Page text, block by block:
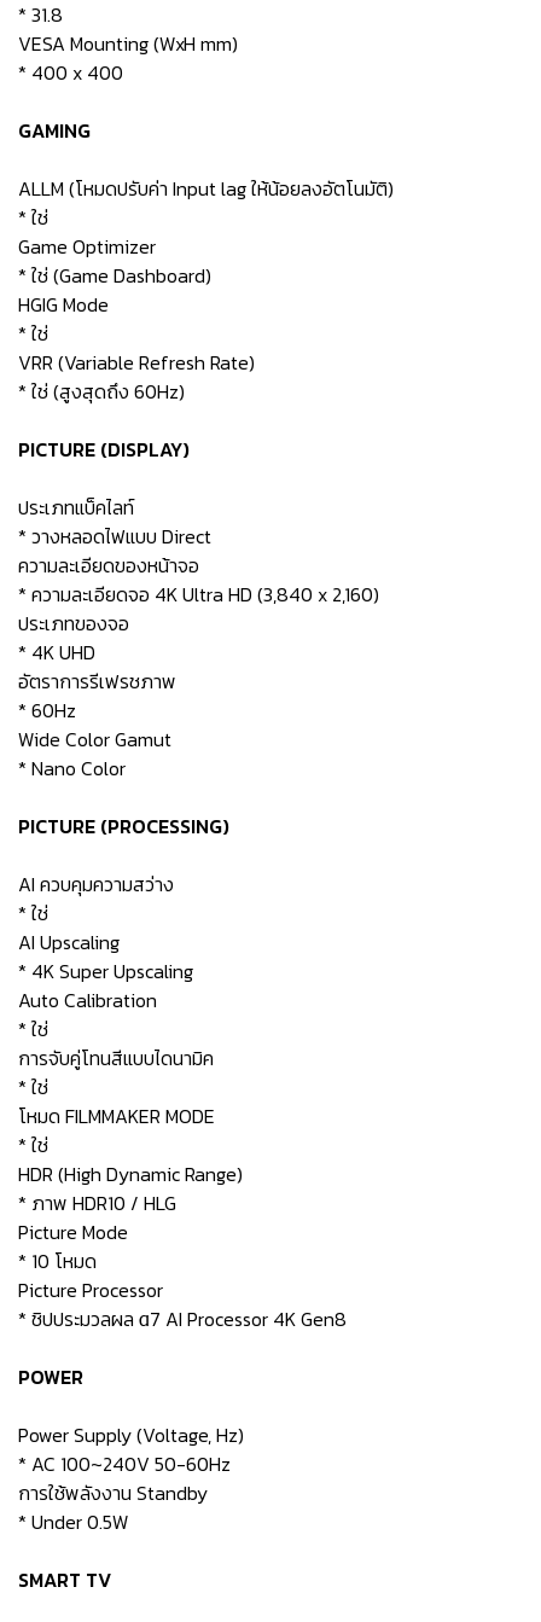
* 31.8
VESA Mounting (WxH mm)
* 400 x 400
GAMING
ALLM (โหมดปรับค่า Input lag ให้น้อยลงอัตโนมัติ)
* ใช่
Game Optimizer
* ใช่ (Game Dashboard)
HGIG Mode
* ใช่
VRR (Variable Refresh Rate)
* ใช่ (สูงสุดถึง 60Hz)
PICTURE (DISPLAY)
ประเภทแบ็คไลท์
* วางหลอดไฟแบบ Direct
ความละเอียดของหน้าจอ
* ความละเอียดจอ 4K Ultra HD (3,840 x 2,160)
ประเภทของจอ
* 4K UHD
อัตราการรีเฟรชภาพ
* 60Hz
Wide Color Gamut
* Nano Color
PICTURE (PROCESSING)
AI ควบคุมความสว่าง
* ใช่
AI Upscaling
* 4K Super Upscaling
Auto Calibration
* ใช่
การจับคู่โทนสีแบบไดนามิค
* ใช่
โหมด FILMMAKER MODE
* ใช่
HDR (High Dynamic Range)
* ภาพ HDR10 / HLG
Picture Mode
* 10 โหมด
Picture Processor
* ชิปประมวลผล α7 AI Processor 4K Gen8
POWER
Power Supply (Voltage, Hz)
* AC 100~240V 50-60Hz
การใช้พลังงาน Standby
* Under 0.5W
SMART TV